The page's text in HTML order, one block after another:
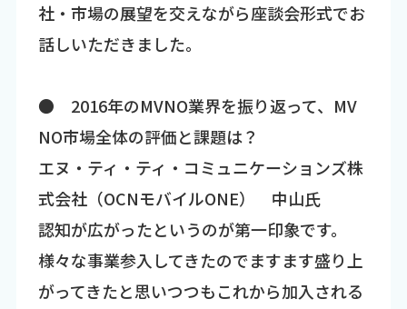
社・市場の展望を交えながら座談会形式でお
話しいただきました。
● 2016年のMVNO業界を振り返って、MV
NO市場全体の評価と課題は？
エヌ・ティ・ティ・コミュニケーションズ株
式会社（OCNモバイルONE） 中山氏
認知が広がったというのが第一印象です。
様々な事業参入してきたのでますます盛り上
がってきたと思いつつもこれから加入される